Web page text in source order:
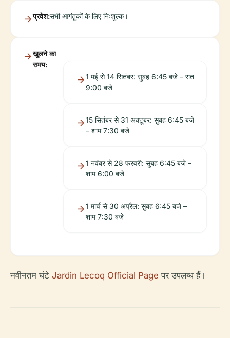
प्रवेश:सभी आगंतुकों के लिए निःशुल्क।
खुलने का
समय:
1 मई से 14 सितंबर: सुबह 6:45 बजे – रात
9:00 बजे
15 सितंबर से 31 अक्टूबर: सुबह 6:45 बजे
– शाम 7:30 बजे
1 नवंबर से 28 फरवरी: सुबह 6:45 बजे –
शाम 6:00 बजे
1 मार्च से 30 अप्रैल: सुबह 6:45 बजे –
शाम 7:30 बजे
नवीनतम घंटे Jardin Lecoq Official Page पर उपलब्ध हैं।